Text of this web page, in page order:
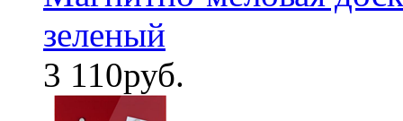
зеленый
3 110руб.